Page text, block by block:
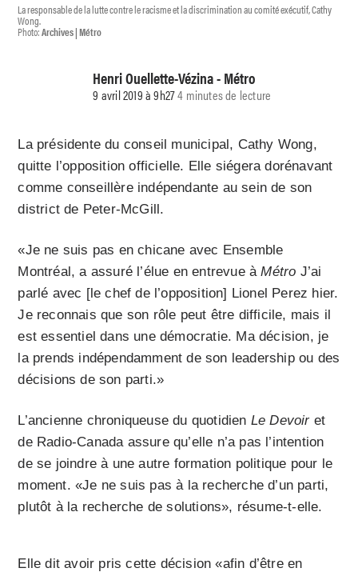
La responsable de la lutte contre le racisme et la discrimination au comité exécutif, Cathy
Wong.
Photo:Archives | Métro
Henri Ouellette-Vézina - Métro
9 avril 2019 à 9h274 minutes de lecture
La présidente du conseil municipal, Cathy Wong,
quitte l’opposition officielle. Elle siégera dorénavant
comme conseillère indépendante au sein de son
district de Peter-McGill.
«Je ne suis pas en chicane avec Ensemble
Montréal, a assuré l’élue en entrevue àMétro J’ai
parlé avec [le chef de l’opposition] Lionel Perez hier.
Je reconnais que son rôle peut être difficile, mais il
est essentiel dans une démocratie. Ma décision, je
la prends indépendamment de son leadership ou des
décisions de son parti.»
L’ancienne chroniqueuse du quotidien Le Devoiret
de Radio-Canada assure qu’elle n’a pas l’intention
de se joindre à une autre formation politique pour le
moment. «Je ne suis pas à la recherche d’un parti,
plutôt à la recherche de solutions», résume-t-elle.
Elle dit avoir pris cette décision «afin d’être en